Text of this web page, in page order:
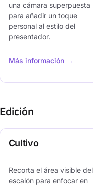
una cámara superpuesta
para añadir un toque
personal al estilo del
presentador.
Más información →
Edición
Cultivo
Recorta el área visible del
escalón para enfocar en